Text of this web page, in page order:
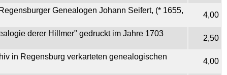
Genealogen Johann Seifert, (* 1655,
4,00
derer Hillmer" gedruckt im Jahre 1703
2,50
in Regensburg verkarteten genealogischen
4,00